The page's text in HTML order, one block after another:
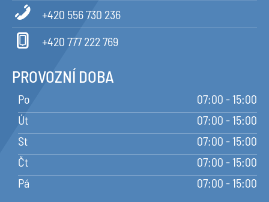
+420 556 730 236
+420 777 222 769
PROVOZNÍ DOBA
Po
07:00 - 15:00
Út
07:00 - 15:00
St
07:00 - 15:00
Čt
07:00 - 15:00
Pá
07:00 - 15:00